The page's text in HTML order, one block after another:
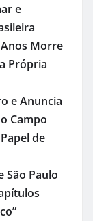
e
Morre
Própria
e Anuncia
Campo
de
São Paulo